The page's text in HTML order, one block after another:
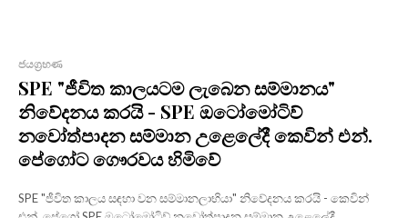
ජයග්‍රහණ
SPE "ජීවිත කාලයටම ලැබෙන සම්මානය"
නිවේදනය කරයි - SPE ඔටෝමෝටිව්
නවෝත්පාදන සම්මාන උළෙලේදී කෙවින් එන්.
පේගෝට ගෞරවය හිමිවේ
SPE "ජීවිත කාලය සඳහා වන සම්මානලාභියා" නිවේදනය කරයි - කෙවින්